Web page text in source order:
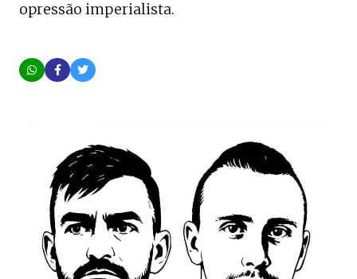
opressão imperialista.